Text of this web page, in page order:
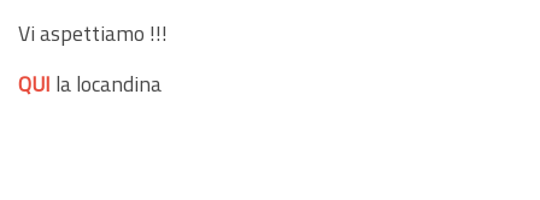
Vi aspettiamo !!!
QUI la locandina